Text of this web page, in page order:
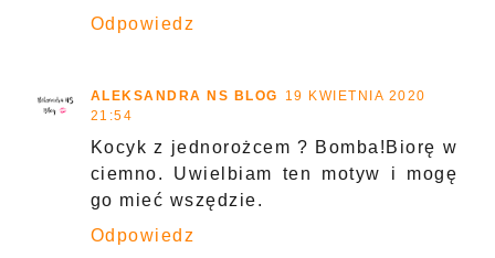
Odpowiedz
ALEKSANDRA NS BLOG
19 KWIETNIA 2020
21:54
Kocyk z jednorożcem ? Bomba!Biorę w
ciemno. Uwielbiam ten motyw i mogę
go mieć wszędzie.
Odpowiedz